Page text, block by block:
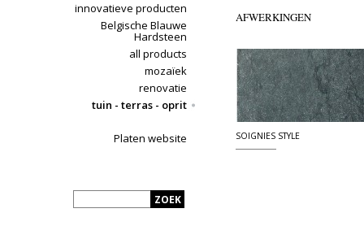
innovatieve producten
Belgische Blauwe
Hardsteen
all products
mozaïek
renovatie
tuin - terras - oprit
Platen website
AFWERKINGEN
SOIGNIES STYLE